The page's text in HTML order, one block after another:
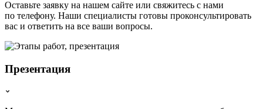
Оставьте заявку на нашем сайте или свяжитесь с нами
по телефону. Наши специалисты готовы проконсультировать
вас и ответить на все ваши вопросы.
Презентация